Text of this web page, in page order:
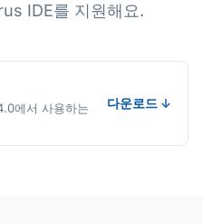
IDE를 지원해요.
에서 사용하는
다운로드 ↓